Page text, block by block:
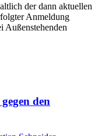
der dann aktuellen
Anmeldung
den